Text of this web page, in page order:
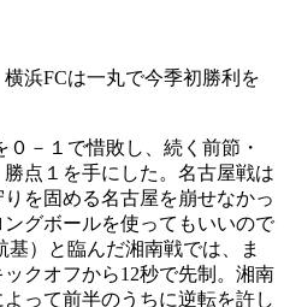
浜FCは一丸で今季初勝利を
－１で惜敗し、続く前節・
点１を手にした。名古屋戦は
を固める名古屋を崩せなかっ
グボールを使ってもいいので
）と臨んだ湘南戦では、ま
クオフから12秒で先制。湘南
って前半のうちに逆転を許し